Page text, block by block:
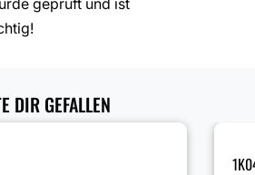
DIR GEFALLEN